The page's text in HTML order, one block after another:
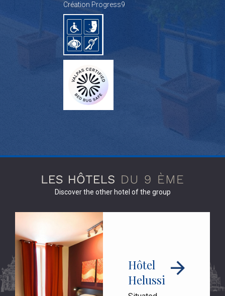
Création Progress9
Discover the other hotel of the group
Hôtel
Helussi